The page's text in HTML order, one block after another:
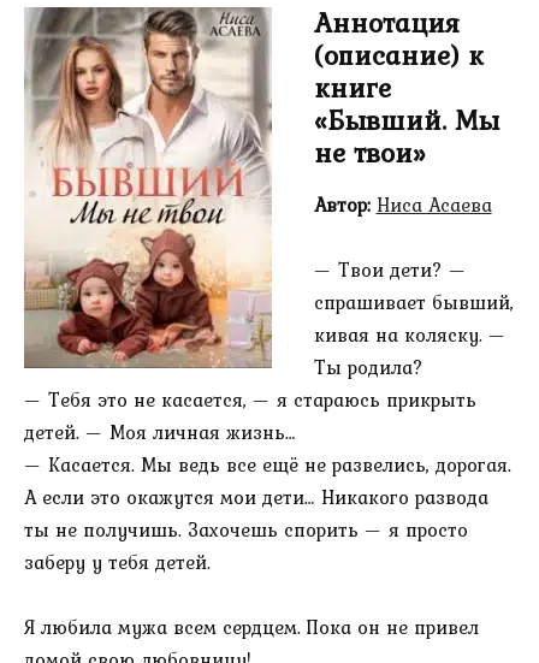
Аннотация
(описание) к
книге
«Бывший. Мы
не твои»
Автор: Ниса Асаева
— Твои дети? —
спрашивает бывший,
кивая на коляску. —
Ты родила?
— Тебя это не касается, — я стараюсь прикрыть
детей. — Моя личная жизнь…
— Касается. Мы ведь все ещё не развелись, дорогая.
А если это окажутся мои дети… Никакого развода
ты не получишь. Захочешь спорить — я просто
заберу у тебя детей.
Я любила мужа всем сердцем. Пока он не привел